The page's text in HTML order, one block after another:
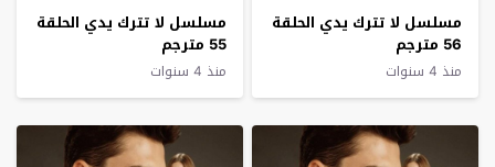
مسلسل لا تترك يدي الحلقة
56 مترجم
منذ 4 سنوات
مسلسل لا تترك يدي الحلقة
55 مترجم
منذ 4 سنوات